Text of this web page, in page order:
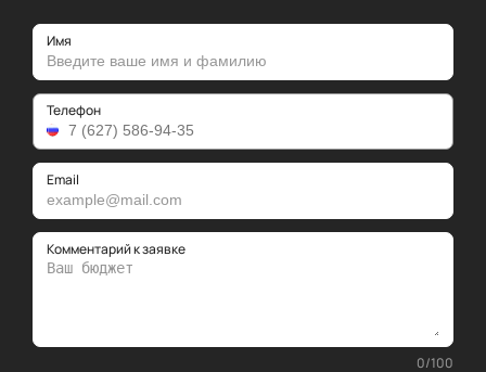
Имя
Телефон
Email
Комментарий к заявке
0/100